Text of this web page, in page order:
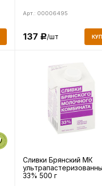
Арт.: 00006495
137 Р/шт
Сливки Брянский МК
33% 500 г